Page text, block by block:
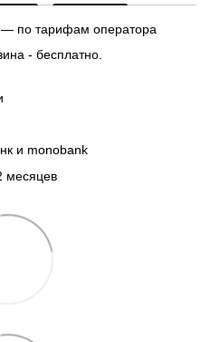
по тарифам оператора
- бесплатно.
и monobank
месяцев